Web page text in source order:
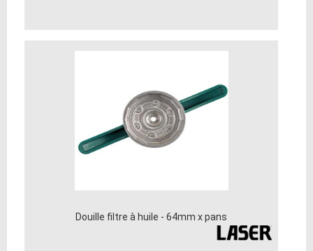
Douille filtre à huile - 64mm x pans